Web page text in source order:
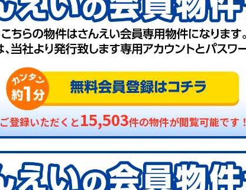
ご登録いただくと15,503件の物件が閲覧可能です！